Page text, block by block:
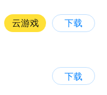
云游戏 下载
下载